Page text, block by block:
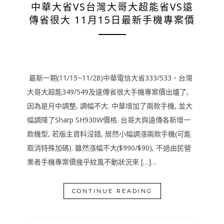
中華大省VS台灣大哥大超能省VS遠
傳省很大 11月15日最新手機專案價
最新一期(11/15~11/28)中華電信大省333/533、台灣
大哥大超能349/549及遠傳省很大手機專案價出爐了,
因為是月中調整, 調幅不大. 中華增加了兩款手機, 並大
幅調降了Sharp SH930W價格. 台哥大與遠傳各新增一
款機型, 若版主資料沒錯, 居然小幅調漲兩款手機(可能
取消特殊加碼). 雖然漲幅不大($990/$90), 不過由民營
業者手機專案價幾乎紋風不動狀況來 […]…
CONTINUE READING